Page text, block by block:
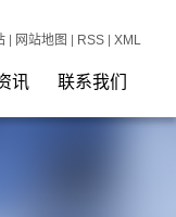
网站地图 RSS XML
讯 联系我们